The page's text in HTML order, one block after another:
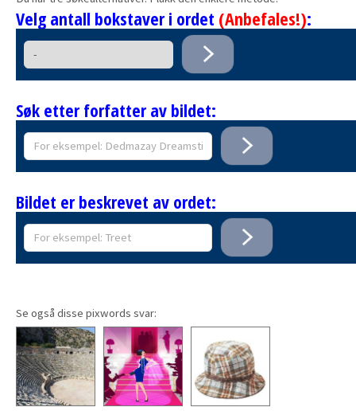
Velg antall bokstaver i ordet (Anbefales!):
Søk etter forfatter av bildet:
Bildet er beskrevet av ordet:
Se også disse pixwords svar: